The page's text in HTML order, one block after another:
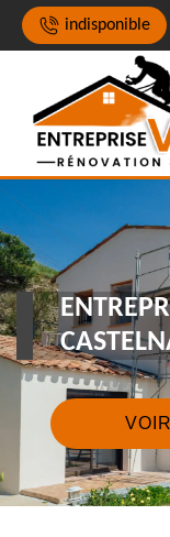
indisponible